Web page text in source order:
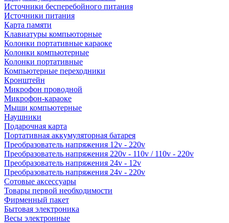
Источники бесперебойного питания
Источники питания
Карта памяти
Клавиатуры компьюторные
Колонки портативные караоке
Колонки компьютерные
Колонки портативные
Компьютерные переходники
Кронштейн
Микрофон проводной
Микрофон-караоке
Мыши компьютерные
Наушники
Подарочная карта
Портативная аккумуляторная батарея
Преобразователь напряжения 12v - 220v
Преобразователь напряжения 220v - 110v / 110v - 220v
Преобразователь напряжения 24v - 12v
Преобразователь напряжения 24v - 220v
Сотовые аксессуары
Товары первой необходимости
Фирменный пакет
Бытовая электроника
Весы электронные